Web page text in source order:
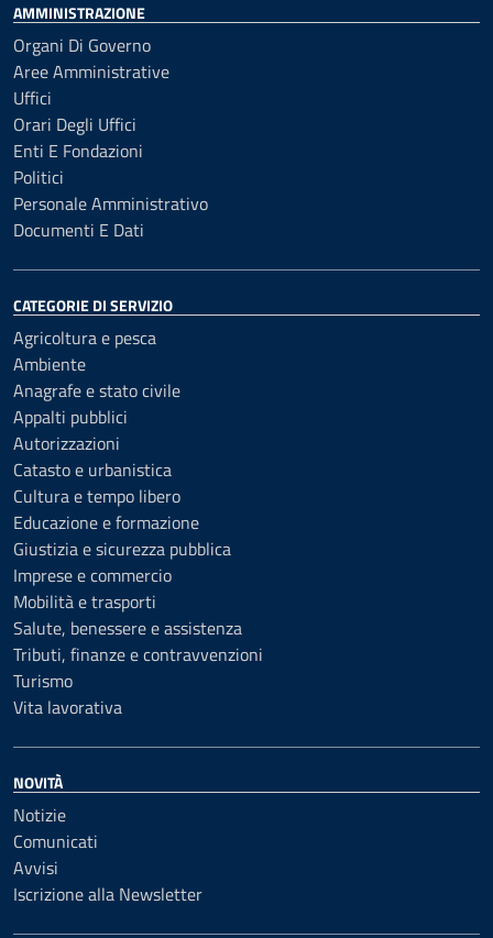
AMMINISTRAZIONE
Organi Di Governo
Aree Amministrative
Uffici
Orari Degli Uffici
Enti E Fondazioni
Politici
Personale Amministrativo
Documenti E Dati
CATEGORIE DI SERVIZIO
Agricoltura e pesca
Ambiente
Anagrafe e stato civile
Appalti pubblici
Autorizzazioni
Catasto e urbanistica
Cultura e tempo libero
Educazione e formazione
Giustizia e sicurezza pubblica
Imprese e commercio
Mobilità e trasporti
Salute, benessere e assistenza
Tributi, finanze e contravvenzioni
Turismo
Vita lavorativa
NOVITÀ
Notizie
Comunicati
Avvisi
Iscrizione alla Newsletter